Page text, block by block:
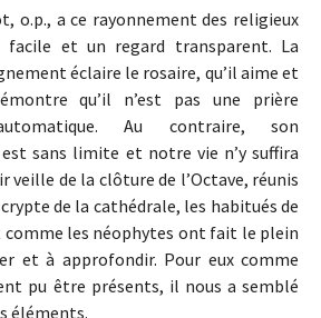
o.p., a ce rayonnement des religieux
facile et un regard transparent. La
éclaire le rosaire, qu’il aime et
qu’il n’est pas une prière
Au contraire, son
sans limite et notre vie n’y suffira
veille de la clôture de l’Octave, réunis
de la cathédrale, les habitués de
comme les néophytes ont fait le plein
et à approfondir. Pour eux comme
pu être présents, il nous a semblé
éléments.